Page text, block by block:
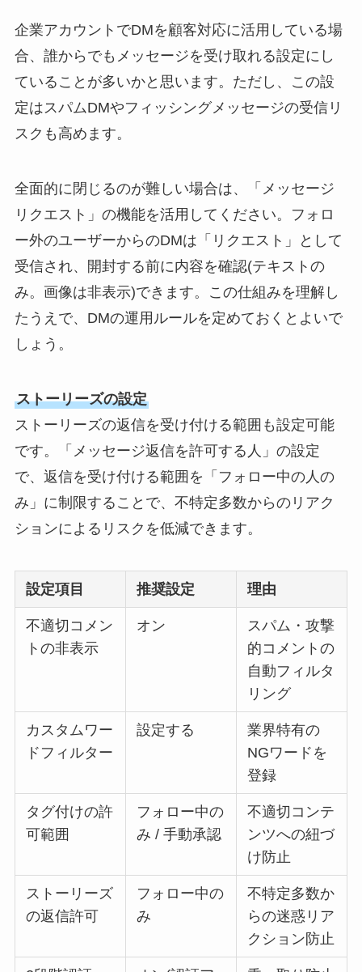
企業アカウントでDMを顧客対応に活用している場
合、誰からでもメッセージを受け取れる設定にし
ていることが多いかと思います。ただし、この設
定はスパムDMやフィッシングメッセージの受信リ
スクも高めます。
全面的に閉じるのが難しい場合は、「メッセージ
リクエスト」の機能を活用してください。フォロ
ー外のユーザーからのDMは「リクエスト」として
受信され、開封する前に内容を確認(テキストの
み。画像は非表示)できます。この仕組みを理解し
たうえで、DMの運用ルールを定めておくとよいで
しょう。
ストーリーズの設定
ストーリーズの返信を受け付ける範囲も設定可能
です。「メッセージ返信を許可する人」の設定
で、返信を受け付ける範囲を「フォロー中の人の
み」に制限することで、不特定多数からのリアク
ションによるリスクを低減できます。
設定項目 推奨設定 理由
不適切コメン
トの非表示
オン
スパム・攻撃
的コメントの
自動フィルタ
リング
カスタムワー
ドフィルター
設定する
業界特有の
NGワードを
登録
タグ付けの許
可範囲
フォロー中の
み / 手動承認
不適切コンテ
ンツへの紐づ
け防止
ストーリーズ
の返信許可
フォロー中の
み
不特定多数か
らの迷惑リア
クション防止